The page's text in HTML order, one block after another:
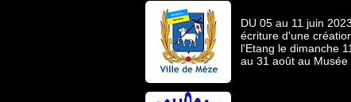
DU 05 au 11 juin
écriture d'une
l'Etang le dimanche
au 31 août au